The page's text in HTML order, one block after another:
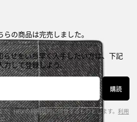
の商品は完売しました。
らせをいち早く入手したい方は、下記
力して登録しよう。
購読
、HBXの利用規約に同意するものとします。 利用